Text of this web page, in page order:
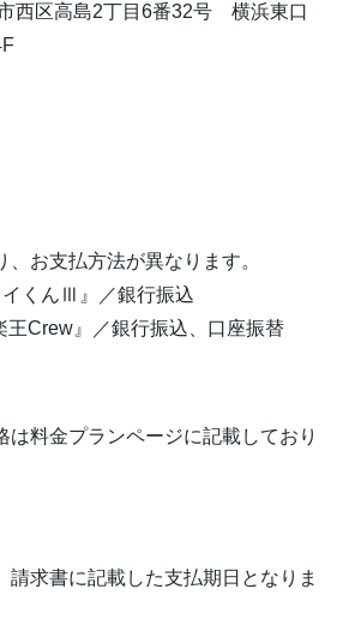
西区高島2丁目6番32号 横浜東口
、お支払方法が異なります。
イくんⅢ』／銀行振込
王Crew』／銀行振込、口座振替
は料金プランページに記載しており
請求書に記載した支払期日となりま